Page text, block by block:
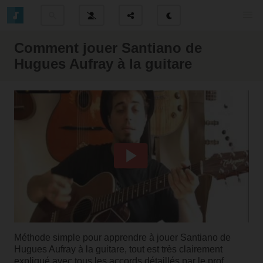
Comment jouer Santiano de
Hugues Aufray à la guitare
Méthode simple pour apprendre à jouer Santiano de
Hugues Aufray à la guitare, tout est très clairement
expliqué avec tous les accords détaillés par le prof.